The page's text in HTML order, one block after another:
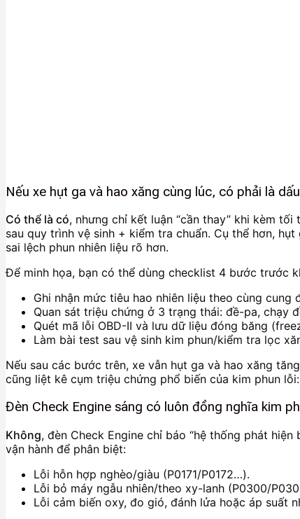
Nếu xe hụt ga và hao xăng cùng lúc, có phải là
Có thể là có, nhưng chỉ kết luận “cần thay” khi kèm
sau quy trình vệ sinh + kiểm tra chuẩn. Cụ thể hơn,
sai lệch phun nhiên liệu rõ hơn.
Để minh họa, bạn có thể dùng checklist 4 bước trước
Ghi nhận mức tiêu hao nhiên liệu theo cùng cung
Quan sát triệu chứng ở 3 trạng thái: đề-pa, chạy
Quét mã lỗi OBD-II và lưu dữ liệu đóng băng
Làm bài test sau vệ sinh kim phun/kiểm tra lọc
Nếu sau các bước trên, xe vẫn hụt ga và hao xăng
cũng liệt kê cụm triệu chứng phổ biến của kim phun
Đèn Check Engine sáng có luôn đồng nghĩa kim
Không, đèn Check Engine chỉ báo “hệ thống phát
vận hành để phân biệt:
Lỗi hỗn hợp nghèo/giàu (P0171/P0172…).
Lỗi bỏ máy ngẫu nhiên/theo xy-lanh (P0300/
Lỗi cảm biến oxy, đo gió, đánh lửa hoặc áp suất